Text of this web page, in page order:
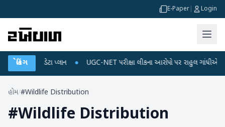
E-Paper Login
બ્રેકિંગઅને ડેટા પ્લાન ● UGC-NET પરીક્ષા લીકના આરોપો પર રાહુલ ગાંધીએ કેન્દ્ર
હોમ/#Wildlife Distribution
#Wildlife Distribution